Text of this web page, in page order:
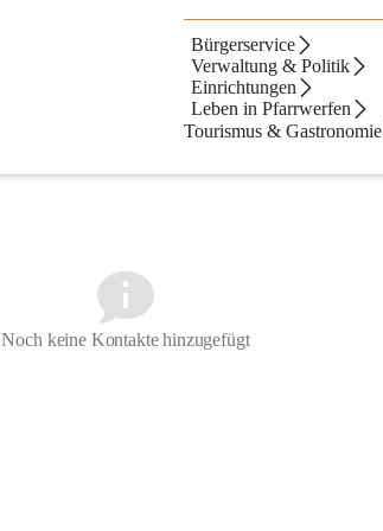
Bürgerservice
Verwaltung & Politik
Einrichtungen
Leben in Pfarrwerfen
Tourismus & Gastronomie
Noch keine Kontakte hinzugefügt